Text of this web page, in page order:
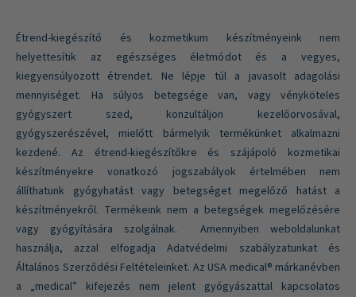
Étrend-kiegészítő és kozmetikum készítményeink nem
helyettesítik az egészséges életmódot és a vegyes,
kiegyensúlyozott étrendet. Ne lépje túl a javasolt adagolási
mennyiséget. Ha súlyos betegsége van, vagy vényköteles
gyógyszert szed, konzultáljon kezelőorvosával,
gyógyszerészével, mielőtt bármelyik termékünket alkalmazni
kezdené. Az étrend-kiegészítőkre és szájápoló kozmetikai
készítményekre vonatkozó jogszabályok értelmében nem
állíthatunk gyógyhatást vagy betegséget megelőző hatást a
készítményekről. Termékeink nem a betegségek megelőzésére
vagy gyógyítására szolgálnak. Amennyiben weboldalunkat
használja, azzal elfogadja Adatvédelmi szabályzatunkat és
Általános Szerződési Feltételeinket. Az USA medical® márkanévben
a „medical” kifejezés nem jelent gyógyászattal kapcsolatos